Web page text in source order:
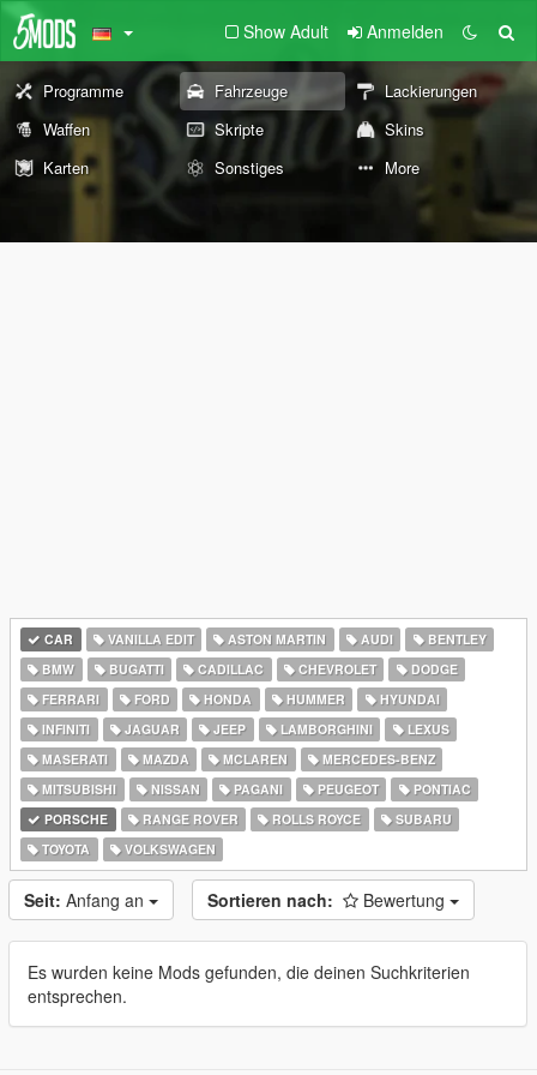
Show Adult Anmelden
Programme Fahrzeuge
Lackierungen
Waffen
Skripte
Skins
Karten
Sonstiges More
CAR VANILLA EDIT ASTON MARTIN AUDI
BENTLEY
BMW
BUGATTI CADILLAC CHEVROLET
DODGE
FERRARI
FORD HONDA HUMMER
HYUNDAI
INFINITI
JAGUAR JEEP LAMBORGHINI
LEXUS
MASERATI
MAZDA MCLAREN
MERCEDES-BENZ
MITSUBISHI
NISSAN PAGANI PEUGEOT
PONTIAC
PORSCHE
RANGE ROVER ROLLS ROYCE
SUBARU
TOYOTA
VOLKSWAGEN
Seit: Anfang an Sortieren nach: Bewertung
Es wurden keine Mods gefunden, die deinen Suchkriterien
entsprechen.